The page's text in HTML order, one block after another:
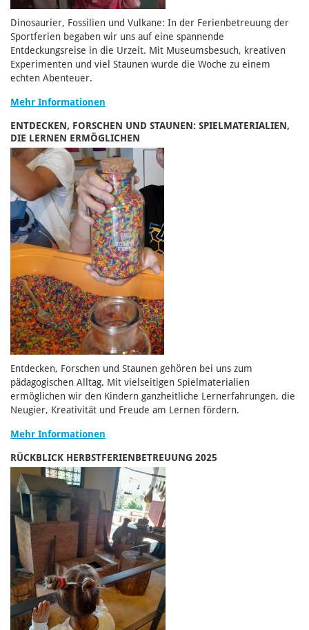
Dinosaurier, Fossilien und Vulkane: In der Ferienbetreuung der
Sportferien begaben wir uns auf eine spannende
Entdeckungsreise in die Urzeit. Mit Museumsbesuch, kreativen
Experimenten und viel Staunen wurde die Woche zu einem
echten Abenteuer.
Mehr Informationen
ENTDECKEN, FORSCHEN UND STAUNEN: SPIELMATERIALIEN,
DIE LERNEN ERMÖGLICHEN
Entdecken, Forschen und Staunen gehören bei uns zum
pädagogischen Alltag. Mit vielseitigen Spielmaterialien
ermöglichen wir den Kindern ganzheitliche Lernerfahrungen, die
Neugier, Kreativität und Freude am Lernen fördern.
Mehr Informationen
RÜCKBLICK HERBSTFERIENBETREUUNG 2025